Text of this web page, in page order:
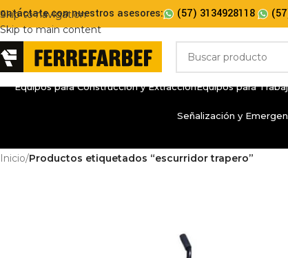
Skip to navigation
Skip to main content
con nuestros asesores: (57) 3134928118
Equipos para Construcción y ExtracciónEquipos para
Señalización y
Inicio/Productos etiquetados “escurridor trapero”